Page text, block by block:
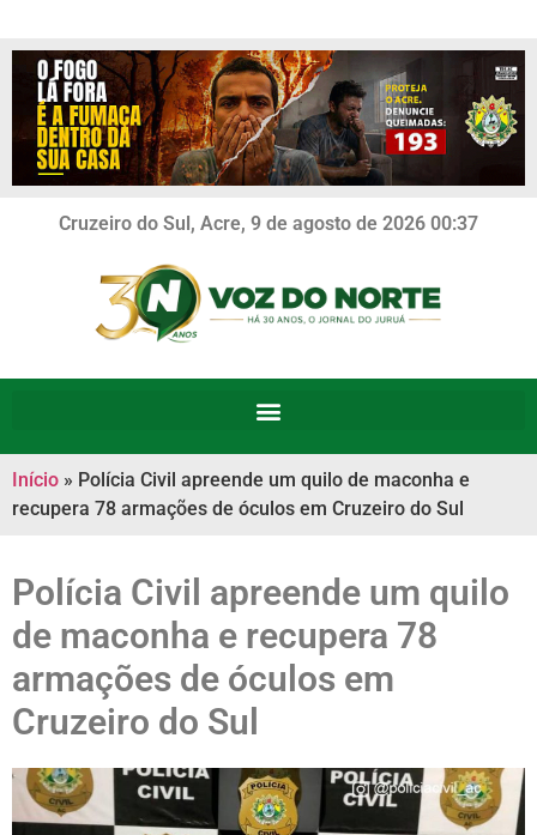
Cruzeiro do Sul, Acre, 9 de agosto de 2026 00:37
Início » Polícia Civil apreende um quilo de maconha e
recupera 78 armações de óculos em Cruzeiro do Sul
Polícia Civil apreende um quilo
de maconha e recupera 78
armações de óculos em
Cruzeiro do Sul